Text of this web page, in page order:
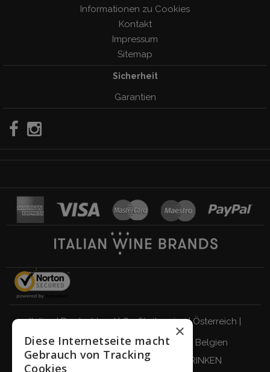
Informationen zu Cookies
Kontakt
Impressum
Sitemap
Sicherheit
Garantien
Italien|Deutschland|Großbritannien|Österreich |
Schweiz|Niederlande|Frankreich
Belgien
VERANTWORTUNGSBEWUSST TRINKEN
×
Diese Internetseite macht
Gebrauch von Tracking
Cookies